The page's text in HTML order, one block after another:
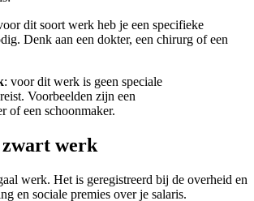
dit soort werk heb je een specifieke
Denk aan een dokter, een chirurg of een
: voor dit werk is geen speciale
Voorbeelden zijn een
of een schoonmaker.
werk
werk. Het is geregistreerd bij de overheid en
en sociale premies over je salaris.